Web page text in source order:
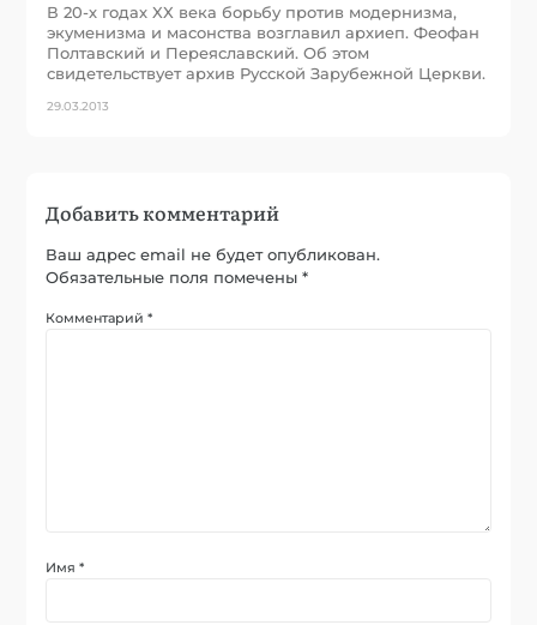
В 20-х годах XX века борьбу против модернизма,
экуменизма и масонства возглавил архиеп. Феофан
Полтавский и Переяславский. Об этом
свидетельствует архив Русской Зарубежной Церкви.
29.03.2013
Добавить комментарий
Ваш адрес email не будет опубликован.
Обязательные поля помечены*
Комментарий*
Имя*